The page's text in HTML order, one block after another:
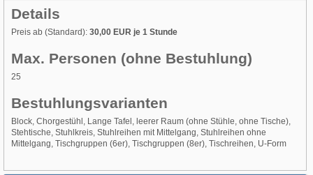
Details
Preis ab (Standard): 30,00 EUR je 1 Stunde
Max. Personen (ohne Bestuhlung)
25
Bestuhlungsvarianten
Block, Chorgestühl, Lange Tafel, leerer Raum (ohne Stühle, ohne Tische),
Stehtische, Stuhlkreis, Stuhlreihen mit Mittelgang, Stuhlreihen ohne
Mittelgang, Tischgruppen (6er), Tischgruppen (8er), Tischreihen, U-Form